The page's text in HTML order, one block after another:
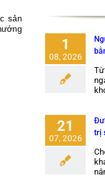
sản
1
08, 2026
21
07, 2026
trị